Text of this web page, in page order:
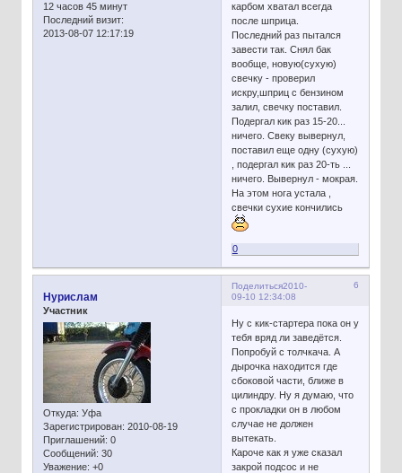
12 часов 45 минут
Последний визит:
2013-08-07 12:17:19
карбом хватал всегда
после шприца.
Последний раз пытался
завести так. Снял бак
вообще, новую(сухую)
свечку - проверил
искру,шприц с бензином
залил, свечку поставил.
Подергал кик раз 15-20...
ничего. Свеку вывернул,
поставил еще одну (сухую)
, подергал кик раз 20-ть ...
ничего. Вывернул - мокрая.
На этом нога устала ,
свечки сухие кончились
0
Поделиться 6
2010-
09-10 12:34:08
Нурислам
Участник
Откуда: Уфа
Зарегистрирован: 2010-08-19
Приглашений: 0
Сообщений: 30
Уважение: +0
Ну с кик-стартера пока он у
тебя вряд ли заведётся.
Попробуй с толчкача. А
дырочка находится где
сбоковой части, ближе в
цилиндру. Ну я думаю, что
с прокладки он в любом
случае не должен
вытекать.
Кароче как я уже сказал
закрой подсос и не